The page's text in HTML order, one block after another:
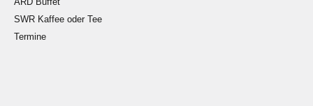
SWR Kaffee oder Tee
Termine